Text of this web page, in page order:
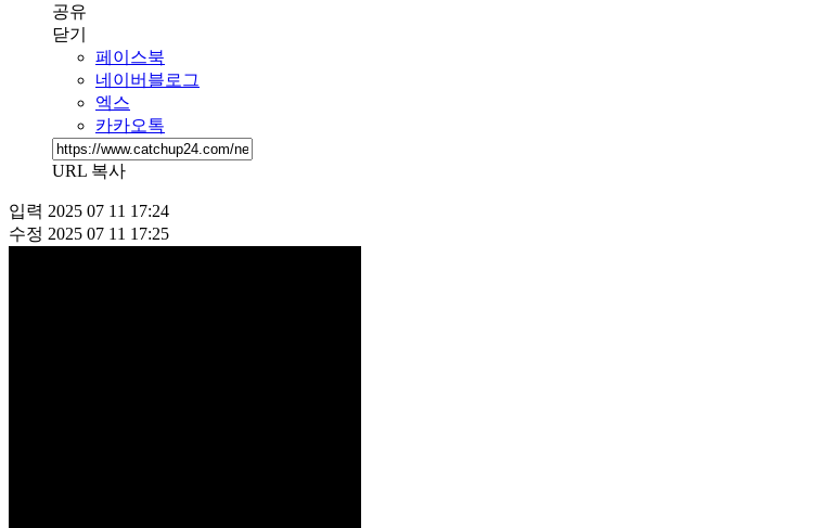
공유
닫기
페이스북
네이버블로그
엑스
카카오톡
URL 복사
입력 2025 07 11 17:24
수정 2025 07 11 17:25